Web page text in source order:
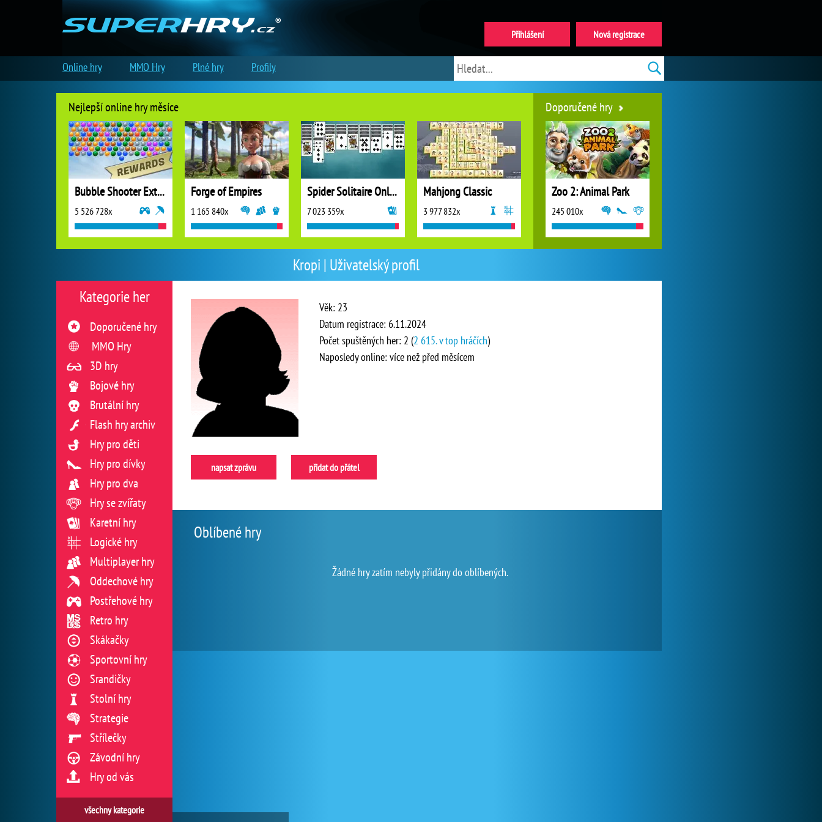
Kropi | Uživatelský profil
Věk: 23
Datum registrace: 6.11.2024
Počet spuštěných her: 2 (2 615. v top hráčích)
Naposledy online: více než před měsícem
napsat zprávu přidat do přátel
Oblíbené hry
Žádné hry zatím nebyly přidány do oblíbených.
Kategorie her
Doporučené hry
MMO Hry
3D hry
Bojové hry
Brutální hry
Flash hry archiv
Hry pro děti
Hry pro dívky
Hry pro dva
Hry se zvířaty
Karetní hry
Logické hry
Multiplayer hry
Oddechové hry
Postřehové hry
Retro hry
Skákačky
Sportovní hry
Srandičky
Stolní hry
Strategie
Střílečky
Závodní hry
Hry od vás
všechny kategorie
Nejlepší online hry měsíce
Bubble Shooter Extreme
5 526 728x
Forge of Empires
1 165 840x
Spider Solitaire Online
7 023 359x
Mahjong Classic
3 977 832x
Doporučené hry
Zoo 2: Animal Park
245 010x
Nová registrace
Přihlášení
Online hry MMO Hry Plné hry Profily